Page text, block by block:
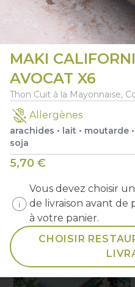
2 X PLATEAU EAT
MENUS -En ce
MAKI HARU X6
MAKI
AVOCAT X6
Thon Cuit à la Mayonnaise,
macro_off Allergènes
arachides • lait • moutarde •
soja
5,70 €
info
Vous devez choisir
de livraison avant
à votre panier.
CHOISIR